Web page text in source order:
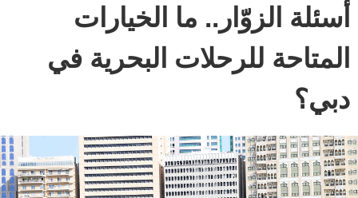
أسئلة الزوّار.. ما الخيارات
المتاحة للرحلات البحرية في
دبي؟